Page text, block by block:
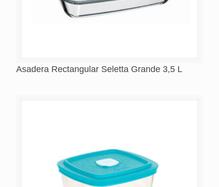
Asadera Rectangular Seletta Grande 3,5 L